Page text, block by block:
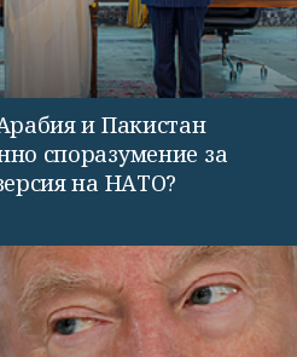
и Пакистан
споразумение за
на НАТО?